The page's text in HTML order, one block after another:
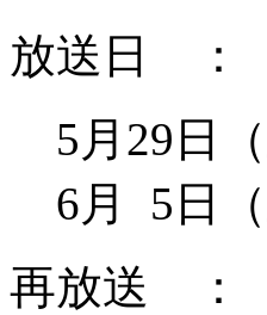
放送日 ：
5月29日
6月 5日
再放送 ：